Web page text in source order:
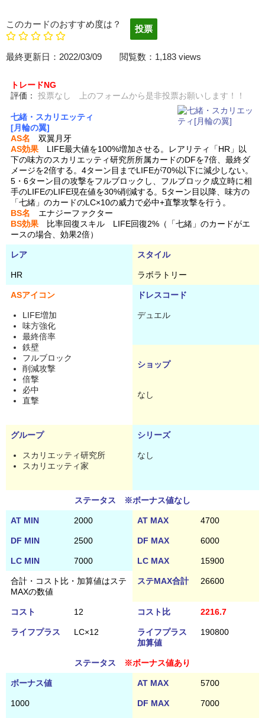
このカードのおすすめ度は？
最終更新日：2022/03/09 閲覧数：1,183 views
トレードNG
評価：
投票なし 上のフォームから是非投票お願いします！！
七緒・スカリエッティ
[月輪の翼]
AS名 双翼月牙
AS効果 LIFE最大値を100%増加させる。レアリティ「HR」以
下の味方のスカリエッティ研究所所属カードのDFを7倍、最終ダ
メージを2倍する。4ターン目までLIFEが70%以下に減少しない。
5・6ターン目の攻撃をフルブロックし、フルブロック成立時に相
手のLIFEのLIFE現在値を30%削減する。5ターン目以降、味方の
「七緒」のカードのLC×10の威力で必中+直撃攻撃を行う。
BS名 エナジーファクター
BS効果 比率回復スキル LIFE回復2%（「七緒」のカードがエ
ースの場合、効果2倍）
レア スタイル
HR ラボラトリー
ASアイコン ドレスコード
LIFE増加
味方強化
最終倍率
鉄壁
フルブロック
削減攻撃
倍撃
必中
直撃
デュエル
ショップ
なし
グループ シリーズ
スカリエッティ研究所
スカリエッティ家
なし
ステータス ※ボーナス値なし
AT MIN 2000 AT MAX 4700
DF MIN 2500 DF MAX 6000
LC MIN 7000 LC MAX 15900
合計・コスト比・加算値はステ
MAXの数値
ステMAX合計 26600
コスト 12 コスト比 2216.7
ライフプラス LC×12
ライフプラス
加算値
190800
ステータス ※ボーナス値あり
ボーナス値 AT MAX 5700
1000 DF MAX 7000